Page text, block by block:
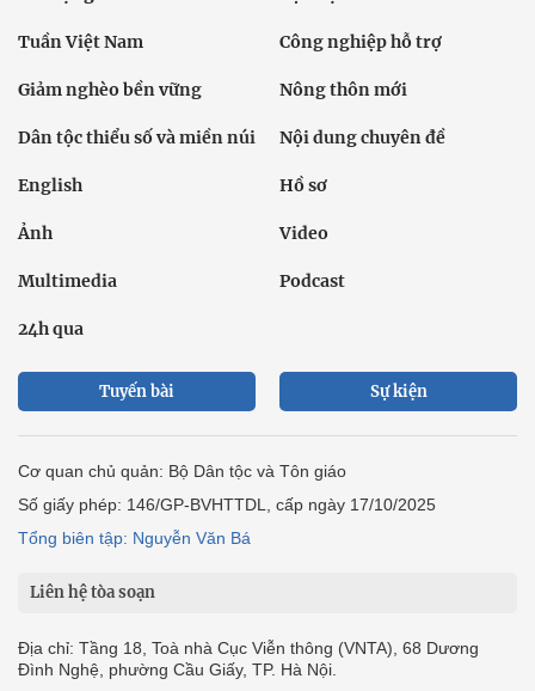
Tuần Việt Nam Công nghiệp hỗ trợ
Giảm nghèo bền vững Nông thôn mới
Dân tộc thiểu số và miền núi Nội dung chuyên đề
English Hồ sơ
Ảnh Video
Multimedia Podcast
24h qua
Tuyến bài Sự kiện
Cơ quan chủ quản: Bộ Dân tộc và Tôn giáo
Số giấy phép: 146/GP-BVHTTDL, cấp ngày 17/10/2025
Tổng biên tập: Nguyễn Văn Bá
Liên hệ tòa soạn
Địa chỉ: Tầng 18, Toà nhà Cục Viễn thông (VNTA), 68 Dương
Đình Nghệ, phường Cầu Giấy, TP. Hà Nội.